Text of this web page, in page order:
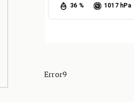
36 % 1017 hPa
Error9